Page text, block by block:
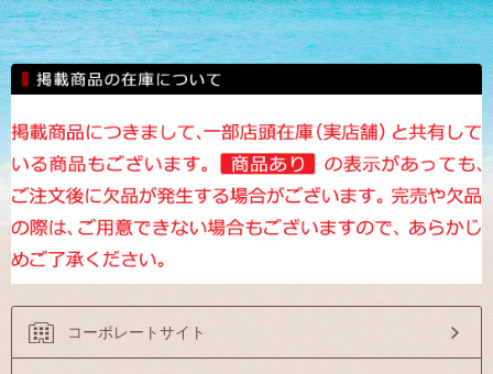
コーポレートサイト